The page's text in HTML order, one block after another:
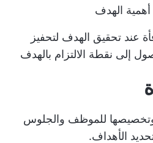
أهمية الهدف
عند تحقيق الهدف لتحفيز
إلى نقطة الالتزام بالهدف
وتخصيصها للموظف والجلوس
الأهداف.